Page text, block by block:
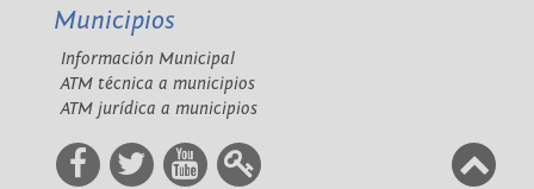
Municipios
Información Municipal
ATM técnica a municipios
ATM jurídica a municipios